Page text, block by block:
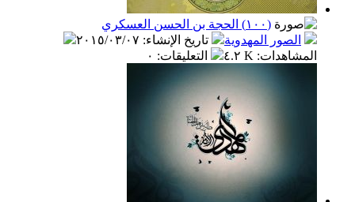
(١٠٠) الحجة بن الحسن العسكري
الصور المهدوية
تاريخ الإنشاء: ٢٠١٥/٠٣/٠٧
المشاهدات: ٤.٢ K التعليقات: ٠